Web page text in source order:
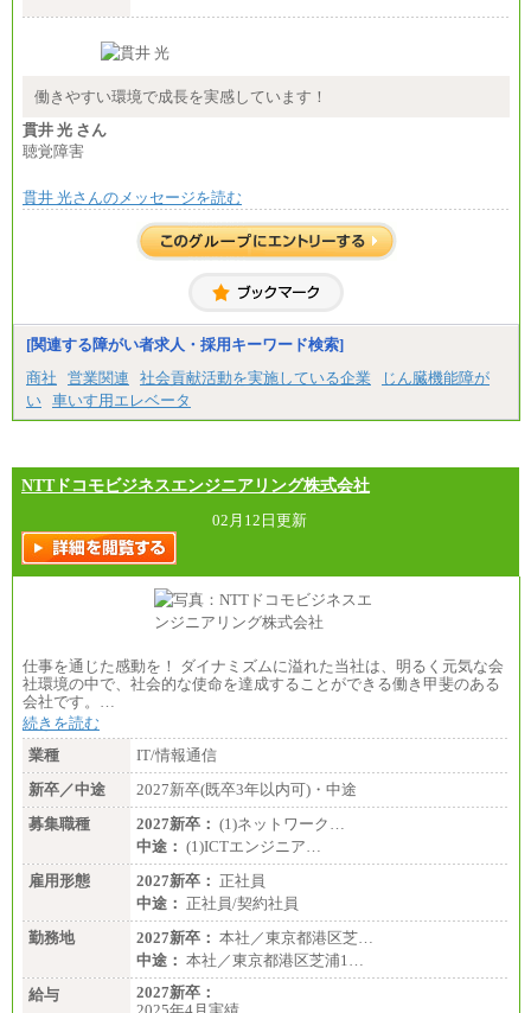
総合職 月給208,000～235,000円
※詳細はJTBキャリアサイトよりご確認ください。
総合職 月給220,000～230,000円＋地域間調整給
整給
※詳細はJTBキャリアサイトよりご確認ください。
■(株)JTBコミュニケーションデザイン
総合職 月給230,000円
みなし残業手当：20,000円（一律支給）※みなし
残業手当の残業時間は10.43時間。
間に応じて、時間外手当等を支給。
エリアサポート職 月給188,000円
■（株）JTBグローバルマーケティング＆トラベル
訪日事業職 月給202,000～227,000円＋地域間調整
給
※詳細はJTBキャリアサイトよりご確認ください。
■(株)JTBビジネストランスフォーム
総合職 月給205,000～225,000円＋地域間調整給
エリア総合職 月給185,000円＋地域間調整給
■(株)JTBデータサービス ※2027年新卒募集終了
総合職 月給186,000～194,000円＋地域手当
■I&Jデジタルイノベーション(株)
総合職 月給224,500～242,600円＋地域手当
※詳細はJTBキャリアサイトよりご確認ください。
＜有期社員コース＞
■(株)JTBビジネストランスフォーム
有期契約職 月給185,000～195,000円
※詳細はJTBキャリアサイトよりご確認ください。
■(株)JTBパブリッシング ※2027年新卒募集終了
総合職 月給241,000円
中途：
①月給227,000円以上
②月給212,000円以上
③月給172,500円以上
働きやすい環境で成長を実感しています！
貫井 光 さん
聴覚障害
貫井 光さんのメッセージを読む
[関連する障がい者求人・採用キーワード検索]
商社
営業関連 社会貢献活動を実施している企業
じん臓機能障が
い 車いす用エレベータ
NTTドコモビジネスエンジニアリング株式会社
02月12日更新
仕事を通じた感動を！ ダイナミズムに溢れた当社は、明るく元気な会
社環境の中で、社会的な使命を達成することができる働き甲斐のある
会社です。…
続きを読む
業種
IT/情報通信
新卒／中途
2027新卒(既卒3年以内可)・中途
募集職種
2027新卒： (1)ネットワーク…
中途： (1)ICTエンジニア…
雇用形態
2027新卒： 正社員
中途： 正社員/契約社員
勤務地
2027新卒： 本社／東京都港区芝…
中途： 本社／東京都港区芝浦1…
給与
2027新卒：